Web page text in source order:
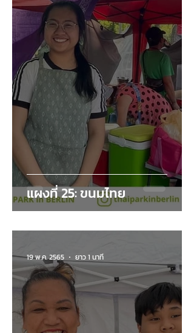
แผงที่ 25: ขนมไทย
19 พ.ค. 2565 ยาว 1 นาที